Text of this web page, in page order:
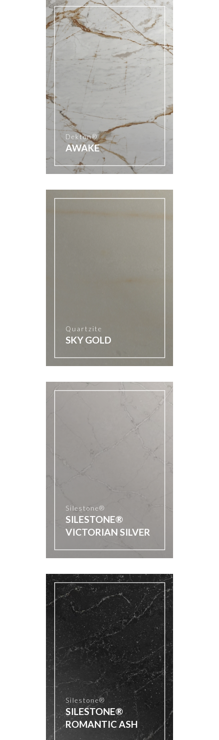
Dekton®
AWAKE
Quartzite
SKY GOLD
Silestone®
SILESTONE®
VICTORIAN SILVER
Silestone®
SILESTONE®
ROMANTIC ASH